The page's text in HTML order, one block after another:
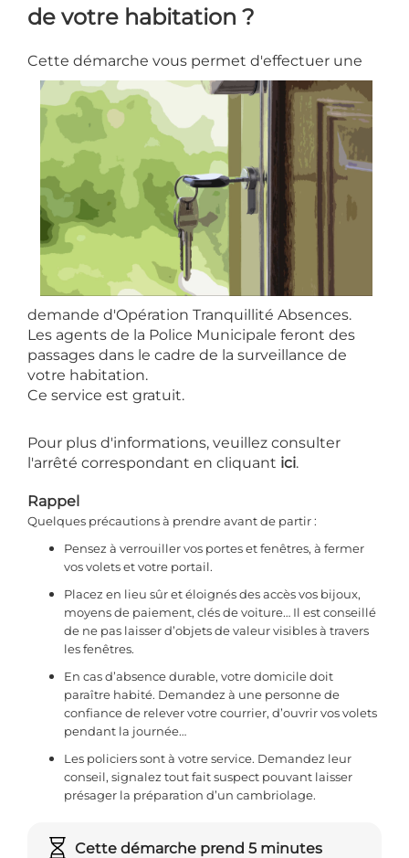
de votre habitation ?
Cette démarche vous permet d'effectuer une
demande d'Opération Tranquillité Absences.
Les agents de la Police Municipale feront des
passages dans le cadre de la surveillance de
votre habitation.
Ce service est gratuit.
Pour plus d'informations, veuillez consulter
l'arrêté correspondant en cliquant ici.
Rappel
Quelques précautions à prendre avant de partir :
Pensez à verrouiller vos portes et fenêtres, à fermer
vos volets et votre portail.
Placez en lieu sûr et éloignés des accès vos bijoux,
moyens de paiement, clés de voiture… Il est conseillé
de ne pas laisser d’objets de valeur visibles à travers
les fenêtres.
En cas d’absence durable, votre domicile doit
paraître habité. Demandez à une personne de
confiance de relever votre courrier, d’ouvrir vos volets
pendant la journée…
Les policiers sont à votre service. Demandez leur
conseil, signalez tout fait suspect pouvant laisser
présager la préparation d’un cambriolage.
Cette démarche prend 5 minutes